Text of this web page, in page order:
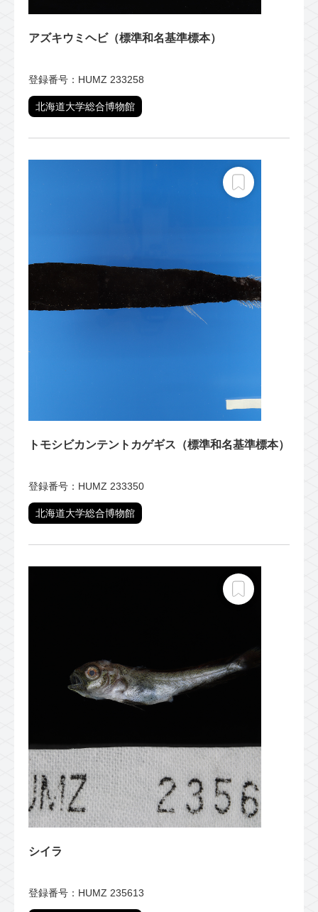
アズキウミヘビ（標準和名基準標本）
登録番号：HUMZ 233258
北海道大学総合博物館
トモシビカンテントカゲギス（標準和名基準標本）
登録番号：HUMZ 233350
北海道大学総合博物館
シイラ
登録番号：HUMZ 235613